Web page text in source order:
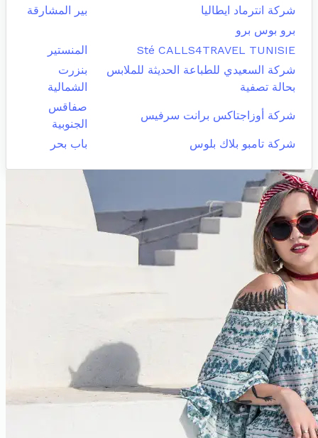
شركة انترماد ايطاليا
بير المشارقة
برو بوس برو
Sté CALLS4TRAVEL TUNISIE
المنستير
شركة السعيدي للطباعة الحديثة للملابس
بحالة تصفية
بنزرت
الشمالية
شركة أوزاجتاكس برانت سرفيس
صفاقس
الجنوبية
شركة تامبو بلاك بلوس
باب بحر